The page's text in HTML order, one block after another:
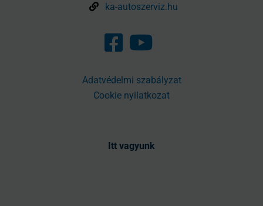
ka-autoszerviz.hu
Adatvédelmi szabályzat
Cookie nyilatkozat
Itt vagyunk